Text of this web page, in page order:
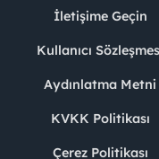
İletişime Geçin
Kullanıcı
Aydınlatma Metni
KVKK Politikası
Çerez Politikası